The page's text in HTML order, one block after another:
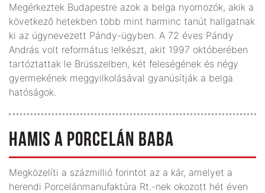
Megérkeztek Budapestre azok a belga nyomozók, akik a
következő hetekben több mint harminc tanút hallgatnak
ki az úgynevezett Pándy-ügyben. A 72 éves Pándy
András volt református lelkészt, akit 1997 októberében
tartóztattak le Brüsszelben, két feleségének és négy
gyermekének meggyilkolásával gyanúsítják a belga
hatóságok.
HAMIS A PORCELÁN BABA
Megközelíti a százmillió forintot az a kár, amelyet a
herendi Porcelánmanufaktúra Rt.-nek okozott hét éven